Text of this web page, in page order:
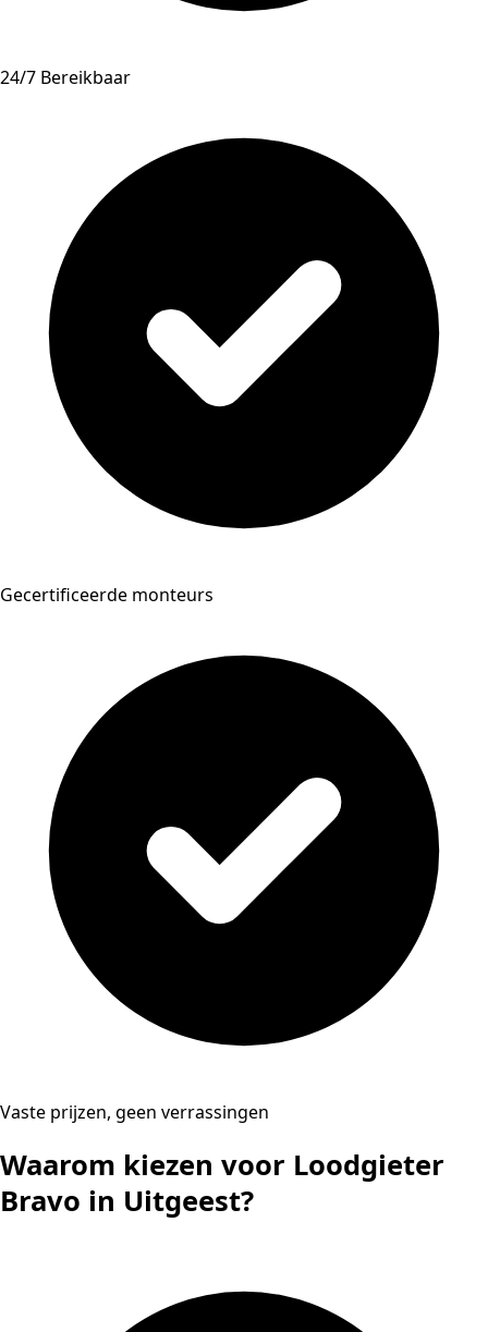
24/7 Bereikbaar
Gecertificeerde monteurs
Vaste prijzen, geen verrassingen
Waarom kiezen voor Loodgieter
Bravo in Uitgeest?